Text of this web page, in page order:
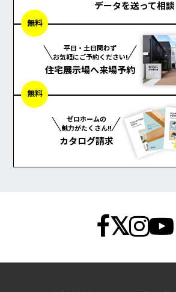
データを送って相談
平日・土日問わず
お気軽にご予約ください!
住宅展示場へ来場予約
無料
ゼロホームの
魅力がたくさん!!
カタログ請求
無料